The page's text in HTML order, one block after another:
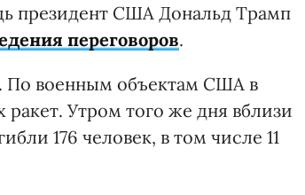
президент США Дональд Трамп
переговоров.
. По военным объектам США в
Утром того же дня вблизи
176 человек, в том числе 11